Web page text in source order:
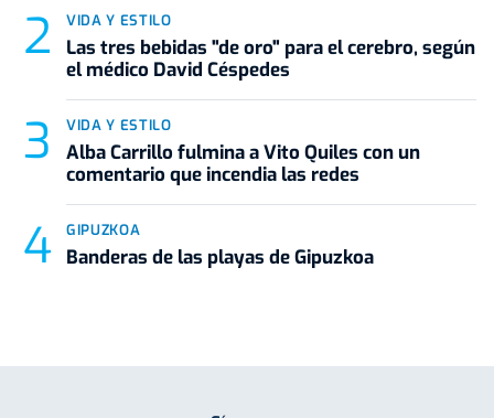
VIDA Y ESTILO
Las tres bebidas "de oro" para el cerebro, según
el médico David Céspedes
VIDA Y ESTILO
Alba Carrillo fulmina a Vito Quiles con un
comentario que incendia las redes
GIPUZKOA
Banderas de las playas de Gipuzkoa